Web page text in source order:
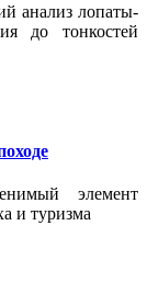
анализ лопаты-
до тонкостей
элемент
и туризма